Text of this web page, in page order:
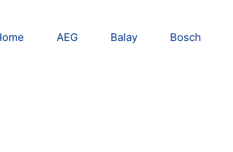
AEG Balay Bosch